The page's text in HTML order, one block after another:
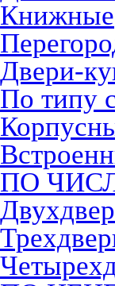
Книжные
Двери-
По типу
ПО